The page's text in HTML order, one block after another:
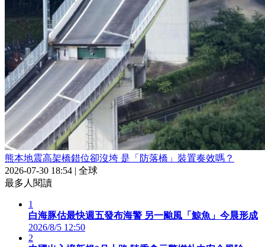
熊本地震高架橋錯位卻沒垮 是「防落橋」裝置奏效嗎？
2026-07-30 18:54 | 全球
最多人閱讀
1
白海豚估最快週五發布海警 另一颱風「鯨魚」今晨形成
2026/8/5 12:50
2